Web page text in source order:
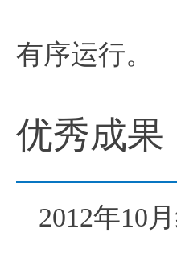
有序运行。
优秀成果
2012年10